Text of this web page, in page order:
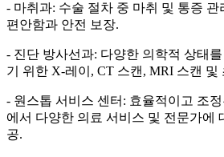
- 마취과: 수술 절차 중 마취 및 통증 관
편안함과 안전 보장.
- 진단 방사선과: 다양한 의학적 상태
기 위한 X-레이, CT 스캔, MRI 스캔
- 원스톱 서비스 센터: 효율적이고 조
에서 다양한 의료 서비스 및 전문가에
공.